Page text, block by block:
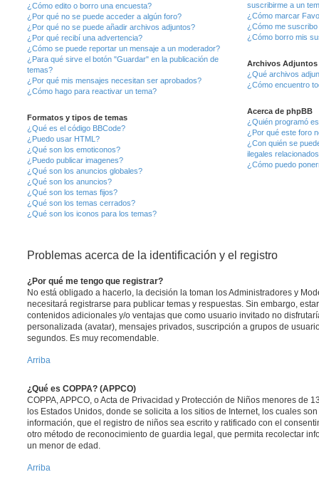
¿Cómo edito o borro una encuesta?
¿Por qué no se puede acceder a algún foro?
¿Por qué no se puede añadir archivos adjuntos?
¿Por qué recibí una advertencia?
¿Cómo se puede reportar un mensaje a un moderador?
¿Para qué sirve el botón "Guardar" en la publicación de
temas?
¿Por qué mis mensajes necesitan ser aprobados?
¿Cómo hago para reactivar un tema?
Formatos y tipos de temas
¿Qué es el código BBCode?
¿Puedo usar HTML?
¿Qué son los emoticonos?
¿Puedo publicar imagenes?
¿Qué son los anuncios globales?
¿Qué son los anuncios?
¿Qué son los temas fijos?
¿Qué son los temas cerrados?
¿Qué son los iconos para los temas?
suscribirme a un
¿Cómo marcar
¿Cómo me
¿Cómo borro mis
Archivos Adjuntos
¿Qué archivos
¿Cómo encuentro
Acerca de phpBB
¿Quién programó
¿Por qué este foro
¿Con quién se
ilegales
¿Cómo puedo
Problemas acerca de la identificación y el registro
¿Por qué me tengo que registrar?
No está obligado a hacerlo, la decisión la toman los Administradores y
necesitará registrarse para publicar temas y respuestas. Sin embargo,
contenidos adicionales y/o ventajas que como usuario invitado no
personalizada (avatar), mensajes privados, suscripción a grupos de
segundos. Es muy recomendable.
Arriba
¿Qué es COPPA? (APPCO)
COPPA, APPCO, o Acta de Privacidad y Protección de Niños menores de
los Estados Unidos, donde se solicita a los sitios de Internet, los cuales
información, que el registro de niños sea escrito y ratificado con el
otro método de reconocimiento de guardia legal, que permita recolectar
un menor de edad.
Arriba